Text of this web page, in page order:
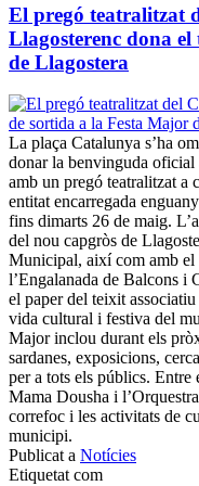
El pregó teatralitzat
Llagosterenc dona
de Llagostera
La plaça Catalunya s’ha
donar la benvinguda
amb un pregó teatralitzat a
entitat encarregada
fins dimarts 26 de maig.
del nou capgròs de
Municipal, així com amb el
l’Engalanada de Balcons i
el paper del teixit
vida cultural i festiva del
Major inclou durant els
sardanes, exposicions,
per a tots els públics. Entre
Mama Dousha i
correfoc i les activitats de
municipi.
Publicat a Notícies
Etiquetat com